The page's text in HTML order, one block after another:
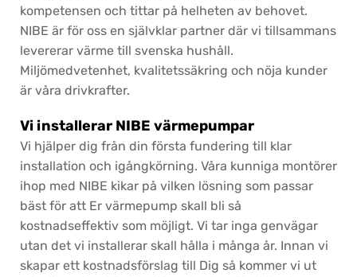
kompetensen och tittar på helheten av behovet.
NIBE är för oss en självklar partner där vi tillsammans
levererar värme till svenska hushåll.
Miljömedvetenhet, kvalitetssäkring och nöja kunder
är våra drivkrafter.
Vi installerar NIBE värmepumpar
Vi hjälper dig från din första fundering till klar
installation och igångkörning. Våra kunniga montörer
ihop med NIBE kikar på vilken lösning som passar
bäst för att Er värmepump skall bli så
kostnadseffektiv som möjligt. Vi tar inga genvägar
utan det vi installerar skall hålla i många år. Innan vi
skapar ett kostnadsförslag till Dig så kommer vi ut